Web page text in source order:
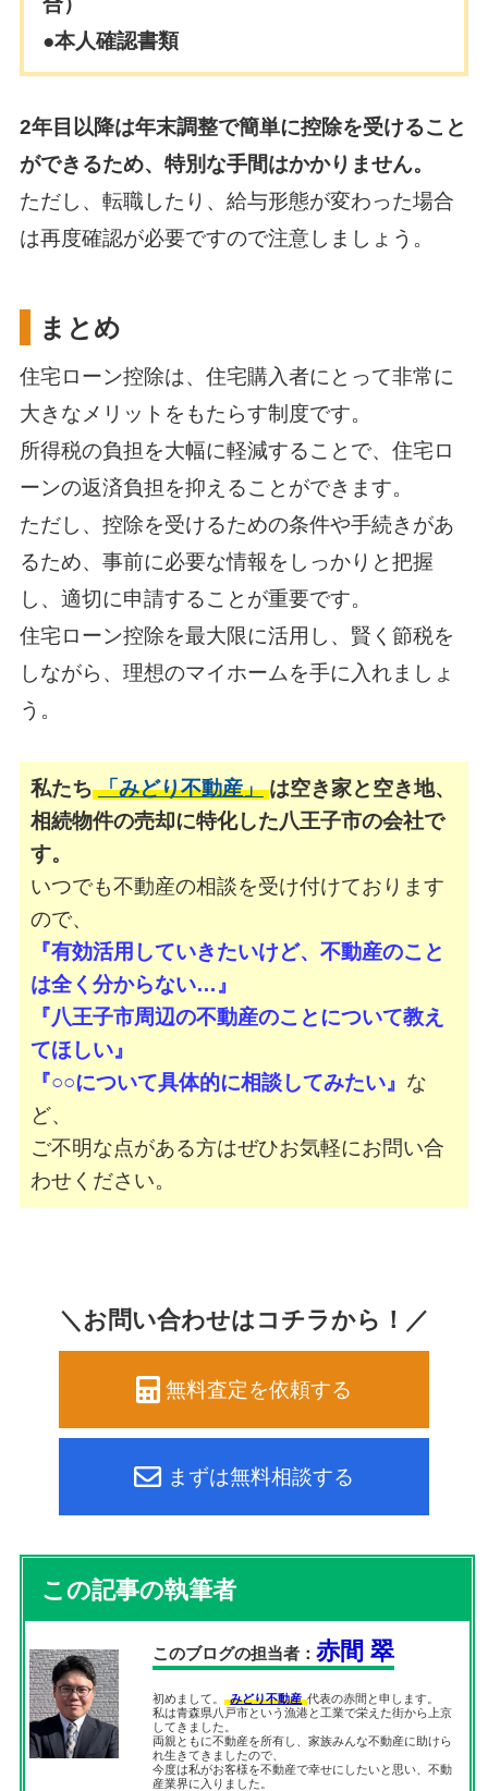
●本人確認書類
2年目以降は年末調整で簡単に控除を受けること
ができるため、特別な手間はかかりません。
ただし、転職したり、給与形態が変わった場合
は再度確認が必要ですので注意しましょう。
まとめ
住宅ローン控除は、住宅購入者にとって非常に
大きなメリットをもたらす制度です。
所得税の負担を大幅に軽減することで、住宅ロ
ーンの返済負担を抑えることができます。
ただし、控除を受けるための条件や手続きがあ
るため、 事前に必要な情報をしっかりと把握
し、適切に申請することが重要です。
住宅ローン控除を最大限に活用し、賢く節税を
しながら、理想のマイホームを手に入れましょ
う。
私たち 「みどり不動産」 は空き家と空き地、
相続物件の売却に特化した八王子市の会社で
す。
いつでも不動産の相談を受け付けております
ので、
『有効活用していきたいけど、不動産のこと
は全く分からない…』
『八王子市周辺の不動産のことについて教え
てほしい』
『○○について具体的に相談してみたい』 な
ど、
ご不明な点がある方はぜひお気軽にお問い合
わせください。
＼お問い合わせはコチラから！／
無料査定を依頼する
まずは無料相談する
この記事の執筆者
このブログの担当者：赤間 翠
初めまして。 みどり不動産 代表の赤間と申します。
私は青森県八戸市という漁港と工業で栄えた街から上京
してきました。
両親ともに不動産を所有し、家族みんな不動産に助けら
れ生きてきましたので、
今度は私がお客様を不動産で幸せにしたいと思い、不動
産業界に入りました。